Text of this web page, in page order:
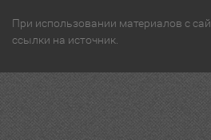
При использовании материалов с
ссылки на источник.